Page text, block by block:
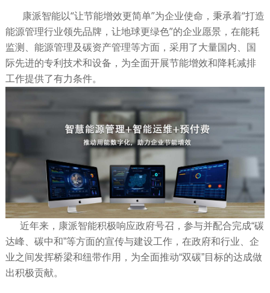
康派智能以“让节能增效更简单”为企业使命，秉承着“打造
能源管理行业领先品牌，让地球更绿色”的企业愿景，在能耗
监测、能源管理及碳资产管理等方面，采用了大量国内、国
际先进的专利技术和设备，为全面开展节能增效和降耗减排
工作提供了有力条件。
近年来，康派智能积极响应政府号召，参与并配合完成“碳
达峰、碳中和”等方面的宣传与建设工作，在政府和行业、企
业之间发挥桥梁和纽带作用，为全面推动“双碳”目标的达成做
出积极贡献。